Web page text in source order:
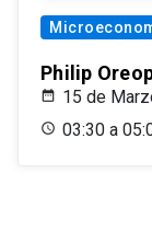
Philip
15 de
03:30 a